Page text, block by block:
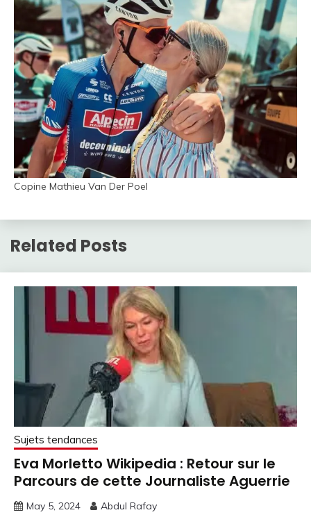
Copine Mathieu Van Der Poel
Related Posts
Sujets tendances
Eva Morletto Wikipedia : Retour sur le
Parcours de cette Journaliste Aguerrie
May 5, 2024 Abdul Rafay